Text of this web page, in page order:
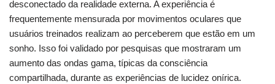
desconectado da realidade externa. A experiência é
frequentemente mensurada por movimentos oculares que
usuários treinados realizam ao perceberem que estão em um
sonho. Isso foi validado por pesquisas que mostraram um
aumento das ondas gama, típicas da consciência
compartilhada, durante as experiências de lucidez onírica.